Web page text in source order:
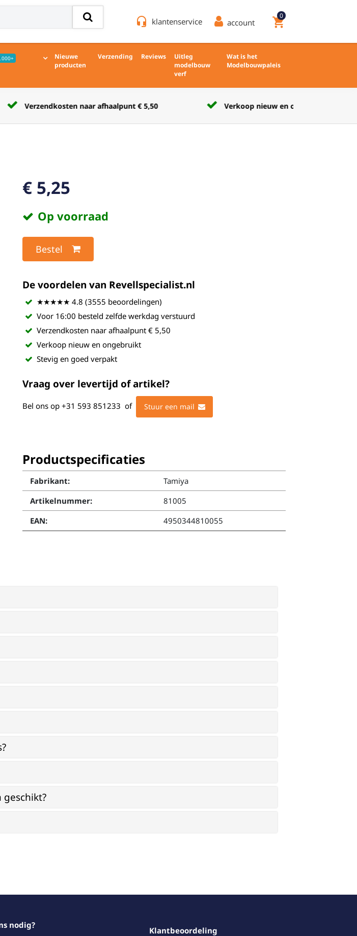
headset_mic klantenservice account shopping_cart
0
Nieuwe
producten
Verzending Reviews
Uitleg
modelbouw
verf
Wat is het
Modelbouwpaleis
naar afhaalpunt € 5,50 Verkoop nieuw en ongebruikt
€ 5,25
Op voorraad
Bestel
De voordelen van Revellspecialist.nl
★★★★★ 4.8 (3555 beoordelingen)
Voor 16:00 besteld zelfde werkdag verstuurd
Verzendkosten naar afhaalpunt € 5,50
Verkoop nieuw en ongebruikt
Stevig en goed verpakt
Vraag over levertijd of artikel?
Bel ons op +31 593 851233 of Stuur een mail
Productspecificaties
Fabrikant:
Tamiya
Artikelnummer:
81005
EAN:
4950344810055
nodig?
Klantbeoordeling